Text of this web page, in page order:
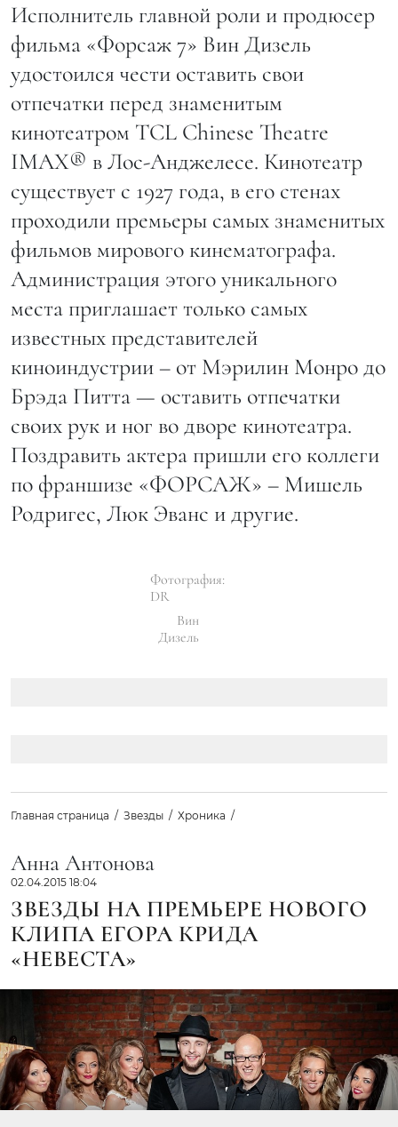
Исполнитель главной роли и продюсер
фильма «Форсаж 7» Вин Дизель
удостоился чести оставить свои
отпечатки перед знаменитым
кинотеатром TCL Chinese Theatre
IMAX® в Лос-Анджелесе. Кинотеатр
существует с 1927 года, в его стенах
проходили премьеры самых знаменитых
фильмов мирового кинематографа.
Администрация этого уникального
места приглашает только самых
известных представителей
киноиндустрии – от Мэрилин Монро до
Брэда Питта — оставить отпечатки
своих рук и ног во дворе кинотеатра.
Поздравить актера пришли его коллеги
по франшизе «ФОРСАЖ» – Мишель
Родригес, Люк Эванс и другие.
Фотография:
DR
Вин
Дизель
Главная страница Звезды Хроника
Анна Антонова
02.04.2015 18:04
ЗВЕЗДЫ НА ПРЕМЬЕРЕ НОВОГО
КЛИПА ЕГОРА КРИДА
«НЕВЕСТА»